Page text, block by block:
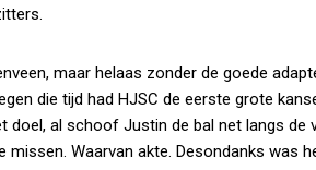
maar helaas zonder de goede
die tijd had HJSC de eerste grote
doel, al schoof Justin de bal net langs de
Waarvan akte. Desondanks was